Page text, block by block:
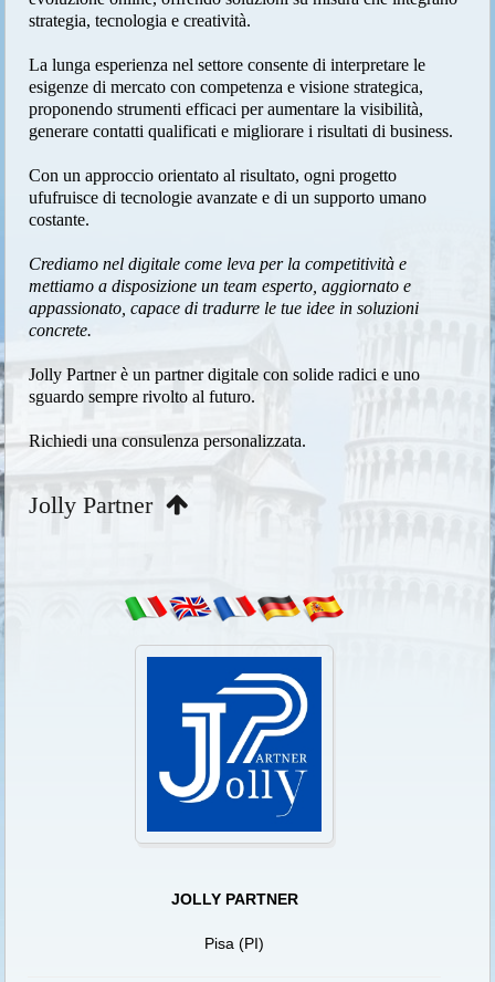
strategia, tecnologia e creatività.
La lunga esperienza nel settore consente di interpretare le
esigenze di mercato con competenza e visione strategica,
proponendo strumenti efficaci per aumentare la visibilità,
generare contatti qualificati e migliorare i risultati di business.
Con un approccio orientato al risultato, ogni progetto
ufufruisce di tecnologie avanzate e di un supporto umano
costante.
Crediamo nel digitale come leva per la competitività e
mettiamo a disposizione un team esperto, aggiornato e
appassionato, capace di tradurre le tue idee in soluzioni
concrete.
Jolly Partner è un partner digitale con solide radici e uno
sguardo sempre rivolto al futuro.
Richiedi una consulenza personalizzata.
Jolly Partner
JOLLY PARTNER
Pisa (PI)